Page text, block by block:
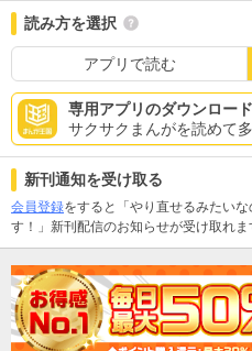
読み方を選択
アプリで読む
専用アプリのダウンロード
サクサクまんがを読めて多
新刊通知を受け取る
会員登録をすると「やり直せるみたい
す！」新刊配信のお知らせが受け取れま